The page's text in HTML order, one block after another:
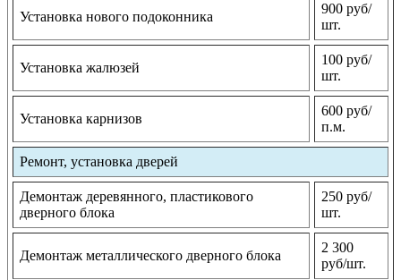
Установка нового подоконника
900 руб/
шт.
Установка жалюзей
100 руб/
шт.
Установка карнизов
600 руб/
п.м.
Ремонт, установка дверей
Демонтаж деревянного, пластикового
дверного блока
250 руб/
шт.
Демонтаж металлического дверного блока
2 300
руб/шт.